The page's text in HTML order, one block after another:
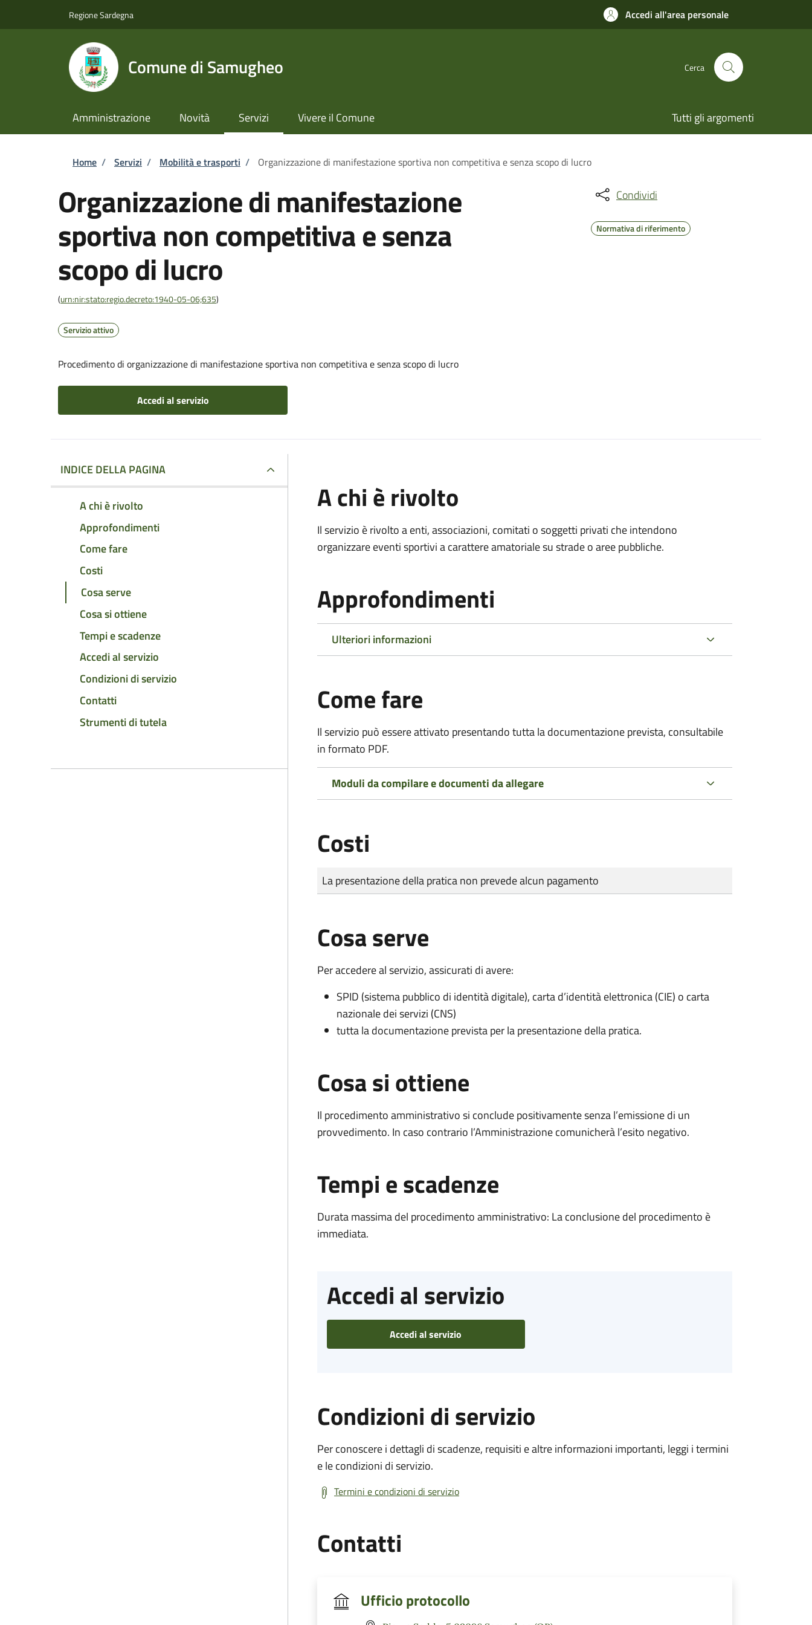
Regione Sardegna Accedi all'area personale
Comune di Samugheo Cerca
Amministrazione Novità Servizi Vivere il Comune Tutti gli argomenti
Briciole di pane
Home / Servizi / Mobilità e trasporti / Organizzazione di manifestazione sportiva non competitiva e senza scopo di lucro
Organizzazione di manifestazione
sportiva non competitiva e senza
scopo di lucro
(urn:nir:stato:regio.decreto:1940-05-06;635)
Servizio attivo
Procedimento di organizzazione di manifestazione sportiva non competitiva e senza scopo di lucro
Accedi al servizio
Condividi
Normativa di riferimento
INDICE DELLA PAGINA
A chi è rivolto
Approfondimenti
Come fare
Costi
Cosa serve
Cosa si ottiene
Tempi e scadenze
Accedi al servizio
Condizioni di servizio
Contatti
Strumenti di tutela
A chi è rivolto
Il servizio è rivolto a enti, associazioni, comitati o soggetti privati che intendono
organizzare eventi sportivi a carattere amatoriale su strade o aree pubbliche.
Approfondimenti
Ulteriori informazioni
Come fare
Il servizio può essere attivato presentando tutta la documentazione prevista, consultabile
in formato PDF.
Moduli da compilare e documenti da allegare
Costi
Tipo di pagamento
Importo
La presentazione della pratica non prevede alcun pagamento
Cosa serve
Per accedere al servizio, assicurati di avere:
SPID (sistema pubblico di identità digitale), carta d’identità elettronica (CIE) o carta
nazionale dei servizi (CNS)
tutta la documentazione prevista per la presentazione della pratica.
Cosa si ottiene
Il procedimento amministrativo si conclude positivamente senza l’emissione di un
provvedimento. In caso contrario l’Amministrazione comunicherà l’esito negativo.
Tempi e scadenze
Durata massima del procedimento amministrativo: La conclusione del procedimento è
immediata.
Accedi al servizio
Accedi al servizio
Condizioni di servizio
Per conoscere i dettagli di scadenze, requisiti e altre informazioni importanti, leggi i termini
e le condizioni di servizio.
Termini e condizioni di servizio
Contatti
Ufficio protocollo